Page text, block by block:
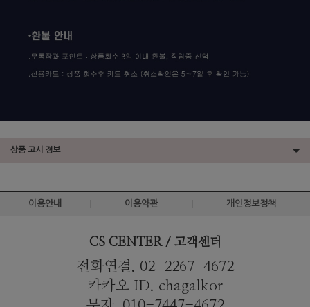
상품 고시 정보
이용안내 이용약관 개인정보정책
CS CENTER / 고객센터
전화연결. 02-2267-4672
카카오 ID. chagalkor